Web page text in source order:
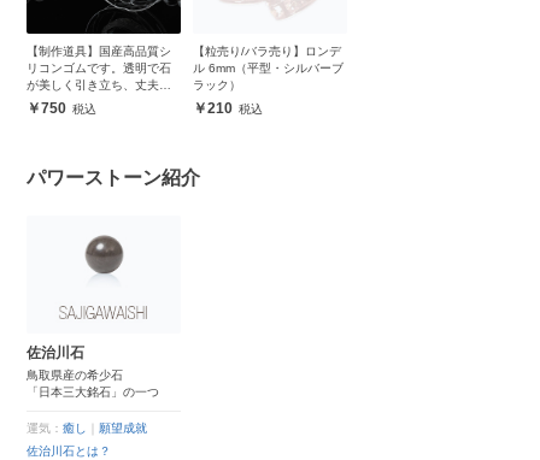
【制作道具】国産高品質シ
リコンゴムです。透明で石
が美しく引き立ち、丈夫で
安心750
【粒売り/バラ売り】ロンデ
ル 6mm（平型・シルバーブ
ラック）
210
パワーストーン紹介
佐治川石
鳥取県産の希少石
「日本三大銘石」の一つ
運気：癒し
願望成就
佐治川石とは？